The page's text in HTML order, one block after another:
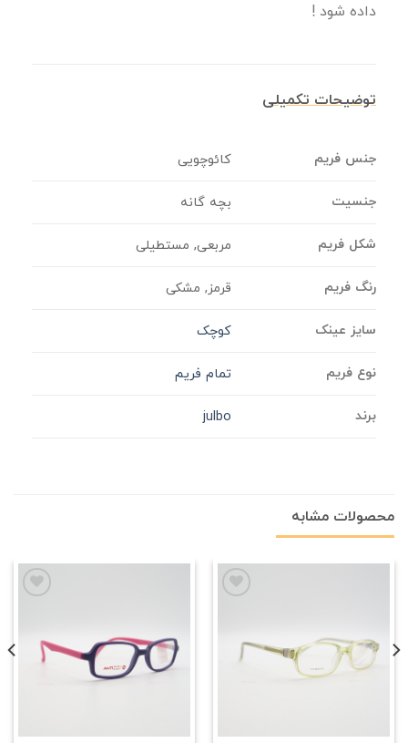
داده شود !
توضیحات تکمیلی
جنس فریم کائوچویی
جنسیت بچه گانه
شکل فریم مربعی, مستطیلی
رنگ فریم قرمز, مشکی
سایز عینک کوچک
نوع فریم تمام فریم
برند julbo
محصولات مشابه
مندی
مندی